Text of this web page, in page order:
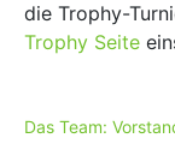
die Trophy-
Trophy Seite
Das Team: